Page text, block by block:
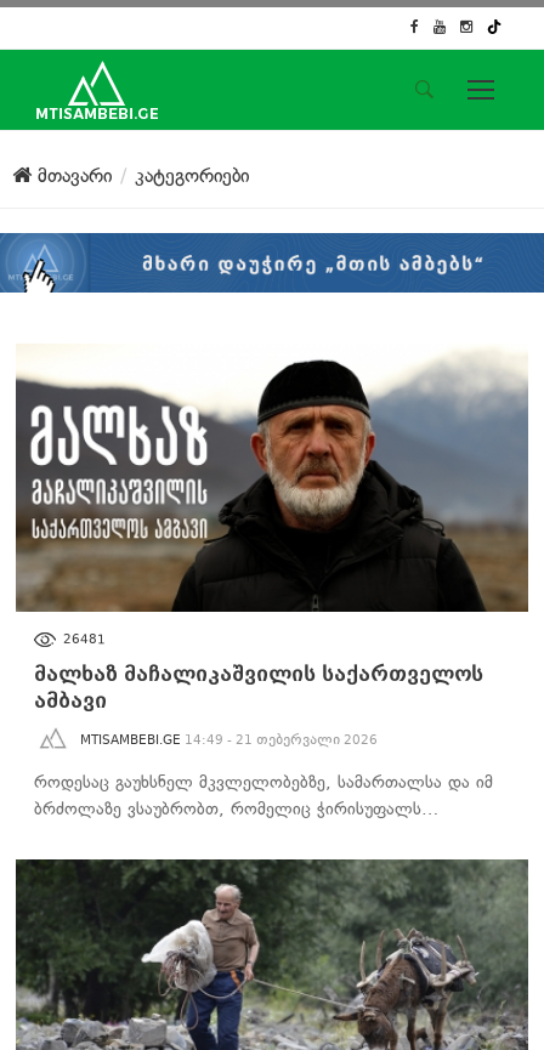
საიტის მენიუ
მთავარი
ქართული საქმე
სოციალური ქსელები
მთავარი კატეგორიები
26481
მალხაზ მაჩალიკაშვილის საქართველოს
ამბავი
MTISAMBEBI.GE 14:49 - 21 თებერვალი 2026
როდესაც გაუხსნელ მკვლელობებზე, სამართალსა და იმ
ბრძოლაზე ვსაუბრობთ, რომელიც ჭირისუფალს…